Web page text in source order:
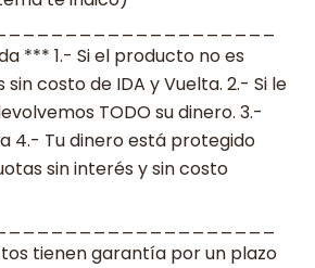
*** 1.- Si el producto no es
costo de IDA y Vuelta. 2.- Si le
TODO su dinero. 3.-
4.- Tu dinero está protegido
sin interés y sin costo
tienen garantía por un plazo